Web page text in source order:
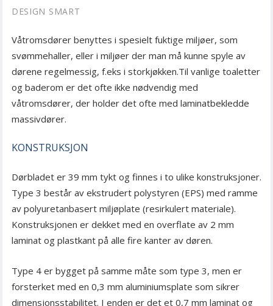
DESIGN SMART
Våtromsdører benyttes i spesielt fuktige miljøer, som
svømmehaller, eller i miljøer der man må kunne spyle av
dørene regelmessig, f.eks i storkjøkken.Til vanlige toaletter
og baderom er det ofte ikke nødvendig med
våtromsdører, der holder det ofte med laminatbekledde
massivdører.
KONSTRUKSJON
Dørbladet er 39 mm tykt og finnes i to ulike konstruksjoner.
Type 3 består av ekstrudert polystyren (EPS) med ramme
av polyuretanbasert miljøplate (resirkulert materiale).
Konstruksjonen er dekket med en overflate av 2 mm
laminat og plastkant på alle fire kanter av døren.
Type 4 er bygget på samme måte som type 3, men er
forsterket med en 0,3 mm aluminiumsplate som sikrer
dimensjonsstabilitet. I enden er det et 0,7 mm laminat og